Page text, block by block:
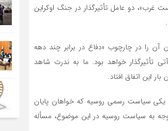
غرب»، دو عامل تأثیرگذار در جنگ اوکراین
را در چارچوب «دفاع در برابر چند دهه
تأثیرگذار خواهد بود. ما به ندرت شاهد
این اتفاق افتاد.
یکی سیاست رسمی روسیه که خواهان پایان
به سیاست روسیه در این موضوع، مسأله